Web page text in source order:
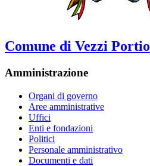
Comune di Vezzi Portio
Amministrazione
Organi di governo
Aree amministrative
Uffici
Enti e fondazioni
Politici
Personale amministrativo
Documenti e dati